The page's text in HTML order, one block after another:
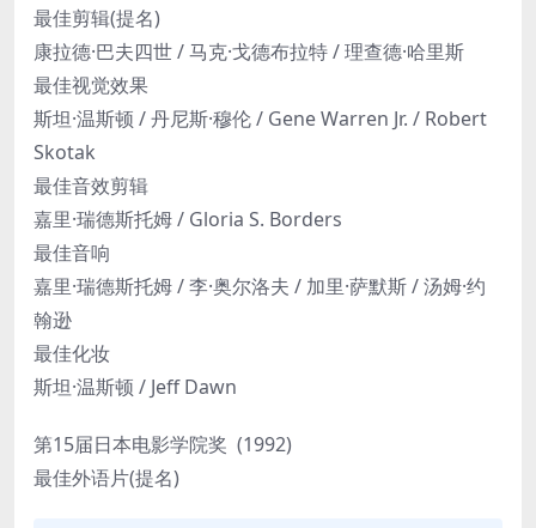
最佳剪辑(提名)
康拉德·巴夫四世 / 马克·戈德布拉特 / 理查德·哈里斯
最佳视觉效果
斯坦·温斯顿 / 丹尼斯·穆伦 / Gene Warren Jr. / Robert
Skotak
最佳音效剪辑
嘉里·瑞德斯托姆 / Gloria S. Borders
最佳音响
嘉里·瑞德斯托姆 / 李·奥尔洛夫 / 加里·萨默斯 / 汤姆·约
翰逊
最佳化妆
斯坦·温斯顿 / Jeff Dawn
第15届日本电影学院奖 (1992)
最佳外语片(提名)